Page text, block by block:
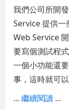
我們公司所開
Service 提供一
Web Service
要寫個測試程
一個小功能還
事，這時就可
...繼續閱讀 ...